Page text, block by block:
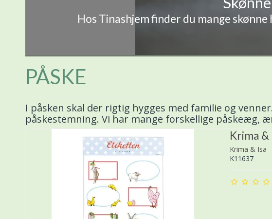
Hos Tinashjem finder du mange
PÅSKE
I påsken skal der rigtig hygges med familie og
påskestemning. Vi har mange forskellige påskeæg,
Krima
Krima & Isa
K11637